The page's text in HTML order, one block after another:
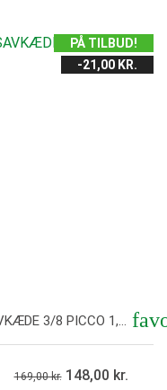
SAVKÆDE 3/8 PICCO 1,1 44 DRIVLED
169,00 kr. 148,00 kr.
PÅ TILBUD!
-21,00 KR.